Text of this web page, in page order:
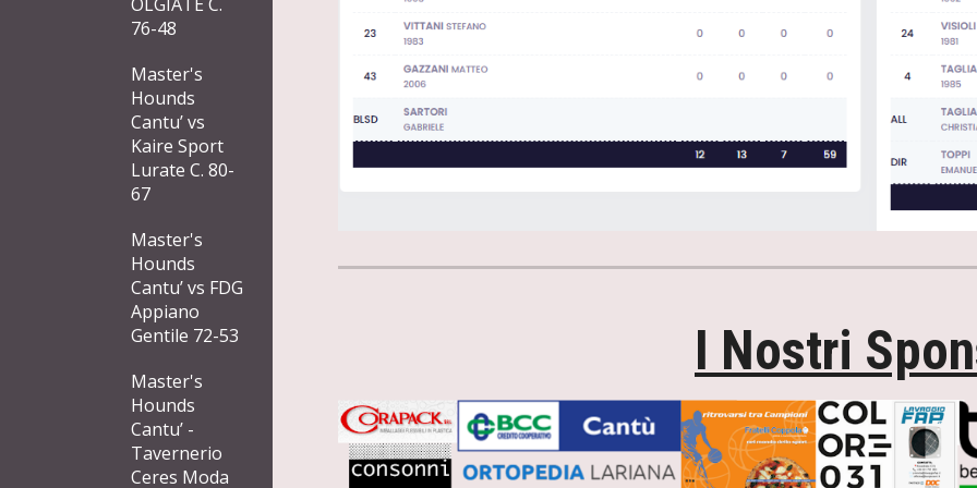
76-48
Master's
Hounds
Cantu’ vs
Kaire Sport
Lurate C. 80-
67
Master's
Hounds
Cantu’ vs FDG
Appiano
Gentile 72-53
Master's
Hounds
Cantu’ -
Tavernerio
Ceres Moda
I Nostri